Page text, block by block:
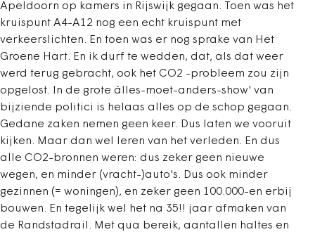
Apeldoorn op kamers in Rijswijk gegaan. Toen was het
kruispunt A4-A12 nog een echt kruispunt met
verkeerslichten. En toen was er nog sprake van Het
Groene Hart. En ik durf te wedden, dat, als dat weer
werd terug gebracht, ook het CO2 -probleem zou zijn
opgelost. In de grote álles-moet-anders-show' van
bijziende politici is helaas alles op de schop gegaan.
Gedane zaken nemen geen keer. Dus laten we vooruit
kijken. Maar dan wel leren van het verleden. En dus
alle CO2-bronnen weren: dus zeker geen nieuwe
wegen, en minder (vracht-)auto's. Dus ook minder
gezinnen (= woningen), en zeker geen 100.000-en erbij
bouwen. En tegelijk wel het na 35!! jaar afmaken van
de Randstadrail. Met qua bereik, aantallen haltes en